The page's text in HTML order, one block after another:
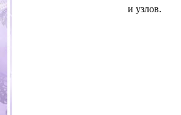
и узлов.